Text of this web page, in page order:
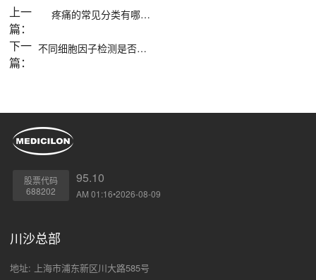
上一
篇：
疼痛的常见分类有哪些？
下一
篇：
不同细胞因子检测是否均可采用PMA或LPS作为阳性刺激物？
股票代码
688202
95.10
AM 01:16•2026-08-09
川沙总部
地址: 上海市浦东新区川大路585号